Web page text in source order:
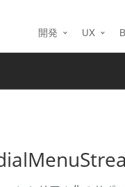
開発 UX